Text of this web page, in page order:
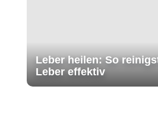
Leber heilen: So
Leber effektiv